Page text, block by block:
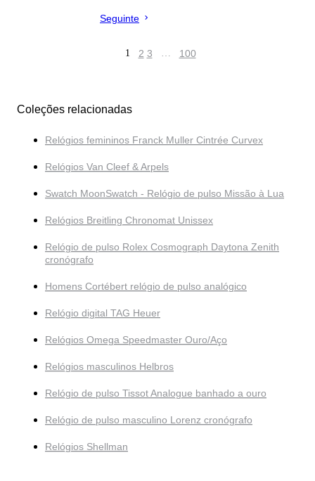
Seguinte
1 2 3 … 100
Coleções relacionadas
Relógios femininos Franck Muller Cintrée Curvex
Relógios Van Cleef & Arpels
Swatch MoonSwatch - Relógio de pulso Missão à Lua
Relógios Breitling Chronomat Unissex
Relógio de pulso Rolex Cosmograph Daytona Zenith
cronógrafo
Homens Cortébert relógio de pulso analógico
Relógio digital TAG Heuer
Relógios Omega Speedmaster Ouro/Aço
Relógios masculinos Helbros
Relógio de pulso Tissot Analogue banhado a ouro
Relógio de pulso masculino Lorenz cronógrafo
Relógios Shellman